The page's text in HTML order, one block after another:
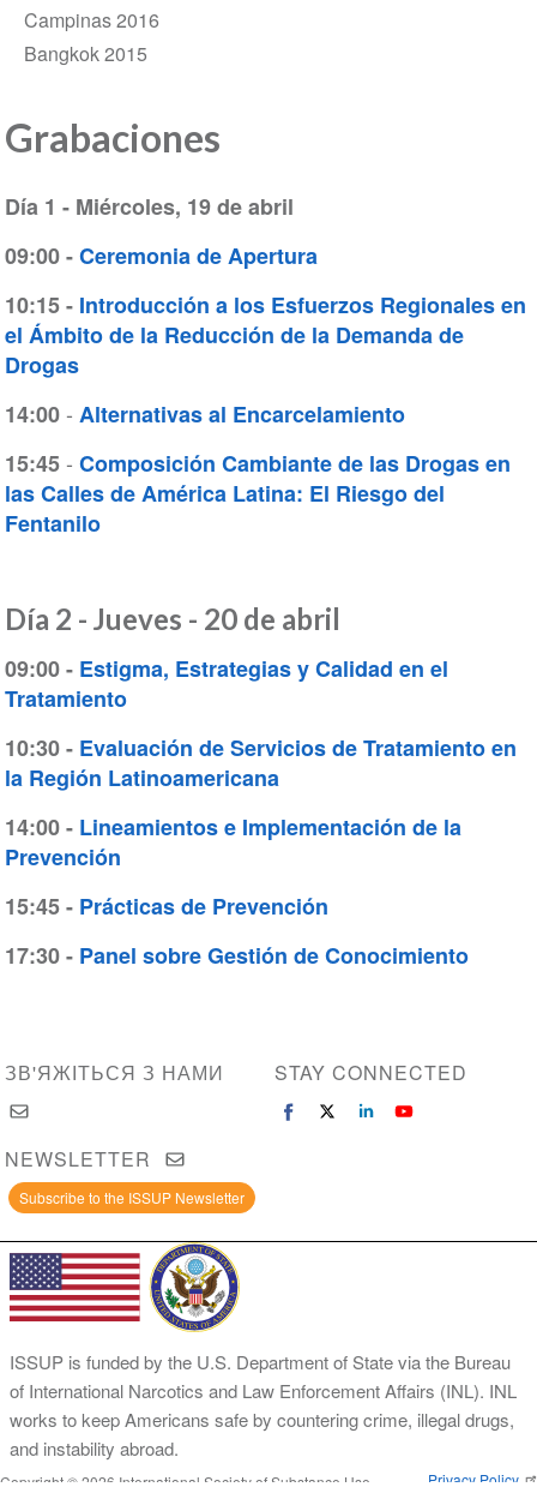
Grabaciones
Día 1 - Miércoles, 19 de abril
09:00 -Ceremonia de Apertura
10:15 - Introducción a los Esfuerzos Regionales en
el Ámbito de la Reducción de la Demanda de
Drogas
14:00- Alternativas al Encarcelamiento
15:45- Composición Cambiante de las Drogas en
las Calles de América Latina: El Riesgo del
Fentanilo
Día 2 - Jueves - 20 de abril
09:00 - Estigma, Estrategias y Calidad en el
Tratamiento
10:30 - Evaluación de Servicios de Tratamiento en
la Región Latinoamericana
14:00 - Lineamientos e Implementación de la
Prevención
15:45 - Prácticas de Prevención
17:30 - Panel sobre Gestión de Conocimiento
Campinas 2016
Bangkok 2015
ЗВ'ЯЖІТЬСЯ З НАМИ STAY CONNECTED
NEWSLETTER
Subscribe to the ISSUP Newsletter
ISSUP is funded by the U.S. Department of State via the Bureau
of International Narcotics and Law Enforcement Affairs (INL). INL
works to keep Americans safe by countering crime, illegal drugs,
and instability abroad.
Copyright © 2026 International Society of Substance Use
Privacy Policy